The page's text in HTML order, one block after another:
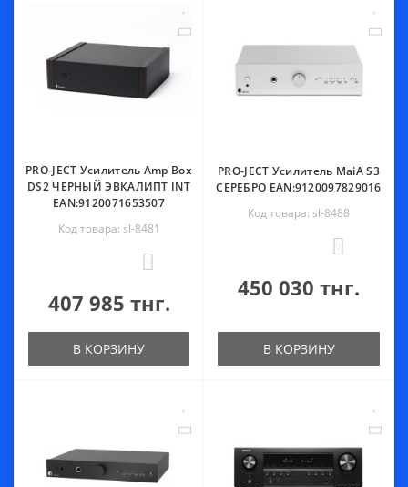
PRO-JECT Усилитель Amp Box
DS2 ЧЕРНЫЙ ЭВКАЛИПТ INT
EAN:9120071653507
Код товара: sl-8481
407 985 тнг.
В КОРЗИНУ
PRO-JECT Усилитель MaiA S3
СЕРЕБРО EAN:9120097829016
Код товара: sl-8488
450 030 тнг.
В КОРЗИНУ